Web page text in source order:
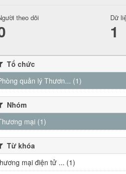
theo dõi Dữ
1
Tổ chức
quản lý Thươn... (1)
Nhóm
mại (1)
Từ khóa
mại điện tử ... (1)